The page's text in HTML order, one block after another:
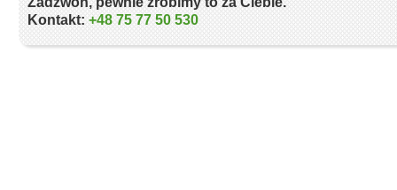
Kontakt: +48 75 77 50 530